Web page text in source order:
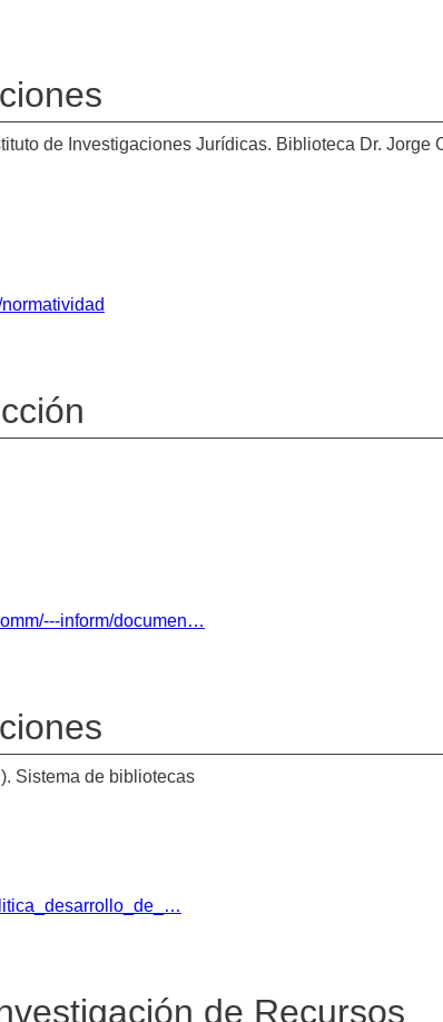
de Investigaciones Jurídicas. Biblioteca Dr. Jorge
inform/documen…
Sistema de bibliotecas
de Recursos